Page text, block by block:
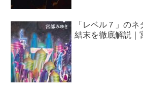
「レベル７」の
結末を徹底解説｜